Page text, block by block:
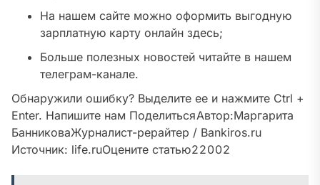
На нашем сайте можно оформить выгодную
зарплатную карту онлайн здесь;
Больше полезных новостей читайте в нашем
телеграм-канале.
Обнаружили ошибку? Выделите ее и нажмите Ctrl +
Enter. Напишите нам ПоделитьсяАвтор:Маргарита
БанниковаЖурналист-рерайтер / Bankiros.ru
Источник: life.ruОцените статью22002